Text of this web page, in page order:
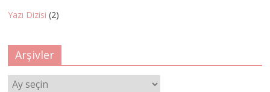
Yazı Dizisi (2)
Arşivler
Arşivler